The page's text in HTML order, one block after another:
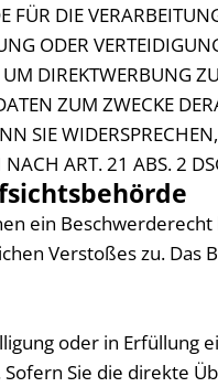
DIE
ODER
DIREKTWERBUNG
ZUM ZWECKE
SIE
NACH ART. 21 ABS. 2
ein
Verstoßes zu.
oder in
Sie die